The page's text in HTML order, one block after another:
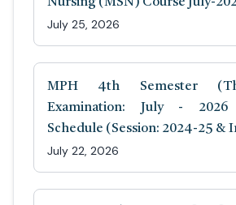
July 25, 2026
MPH 4th Semester
Examination: July - 2026
Schedule (Session: 2024-25 &
July 22, 2026